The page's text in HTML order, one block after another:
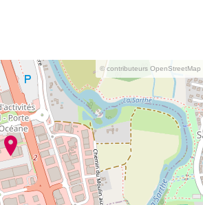
© contributeurs OpenStreetMap